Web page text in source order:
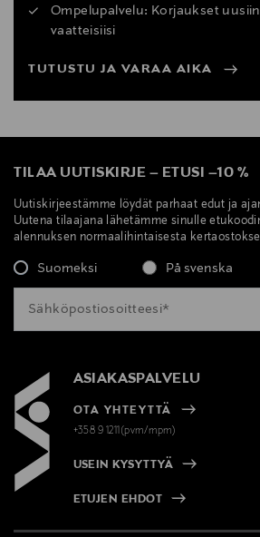
Ompelupalvelu: Korjaukset
vaatteisiisi
TUTUSTU JA VARAA AIKA
TILAA UUTISKIRJE – ETUSI –10 %
Uutiskirjeestämme löydät parhaat edut ja
Uutena tilaajana lähetämme sinulle
alennuksen normaalihintaisesta
Suomeksi På svenska
ASIAKASPALVELU
OTA YHTEYTTÄ
+358 9 1211(pvm/mpm)
USEIN KYSYTTYÄ
ETUJEN EHDOT